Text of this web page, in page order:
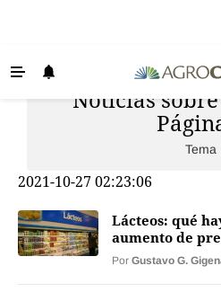
Tecnología
Maquinaria agrícola
Noticias
Tema
2021-10-27 02:23:06
Lácteos: qué
aumento de
Por Gustavo G.